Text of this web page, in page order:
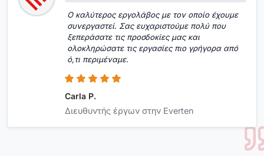
Ο καλύτερος εργολάβος με τον οποίο έχουμε
συνεργαστεί. Σας ευχαριστούμε πολύ που
ξεπεράσατε τις προσδοκίες μας και
ολοκληρώσατε τις εργασίες πιο γρήγορα από
ό,τι περιμέναμε.
Carla P.
Διευθυντής έργων στην Everten